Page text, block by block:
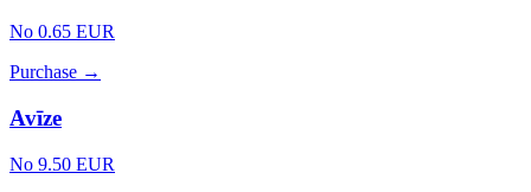
No 0.65 EUR
Purchase →
Avīze
No 9.50 EUR